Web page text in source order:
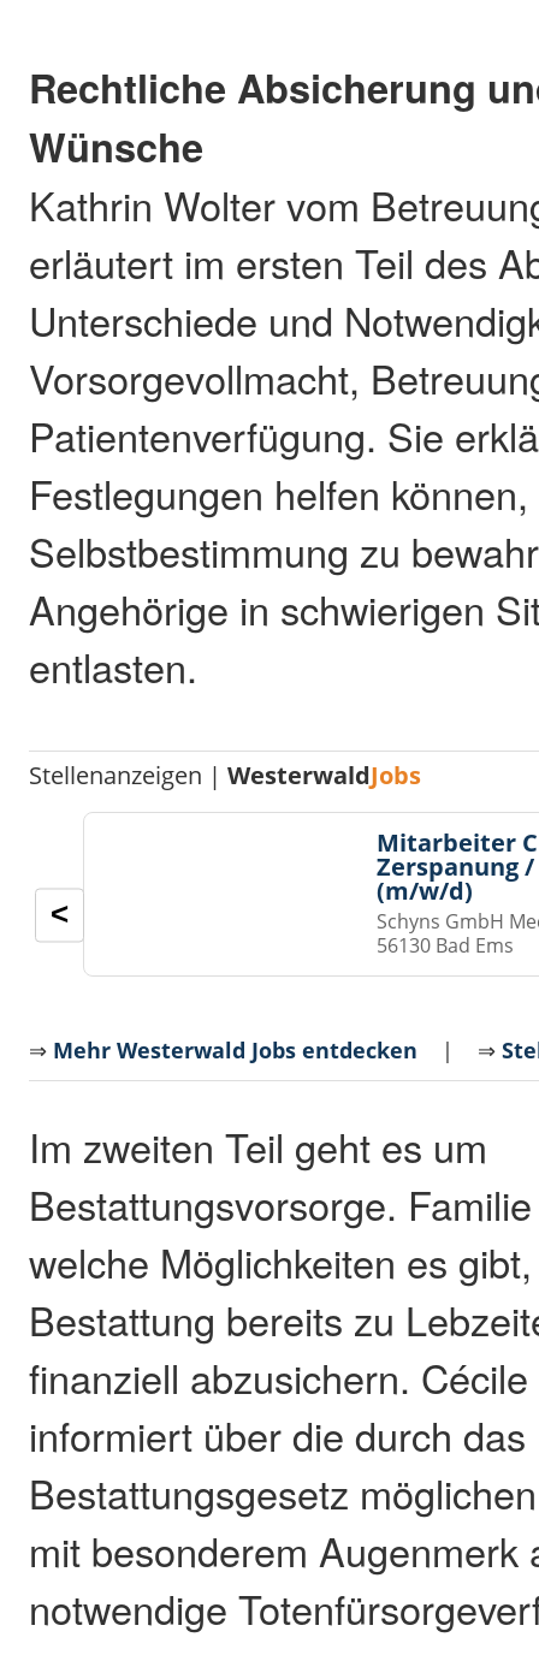
Rechtliche Absicherung
Wünsche
Kathrin Wolter vom
erläutert im ersten Teil des
Unterschiede und
Vorsorgevollmacht,
Patientenverfügung. Sie
Festlegungen helfen
Selbstbestimmung zu
Angehörige in schwierigen
entlasten.
Stellenanzeigen |WesterwaldJobs
Mitarbeiter
Zerspanung
(m/w/d)
Schyns GmbH
56130 Bad Ems
<
⇒ Mehr Westerwald Jobs entdecken | ⇒
Im zweiten Teil geht es um
Bestattungsvorsorge.
welche Möglichkeiten es
Bestattung bereits zu
finanziell abzusichern.
informiert über die durch das
Bestattungsgesetz
mit besonderem Augenmerk
notwendige